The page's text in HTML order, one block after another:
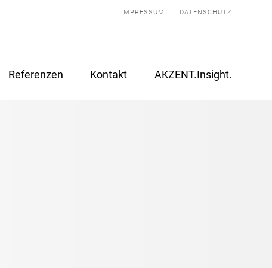
IMPRESSUM DATENSCHUTZ
Referenzen Kontakt AKZENT.Insight.